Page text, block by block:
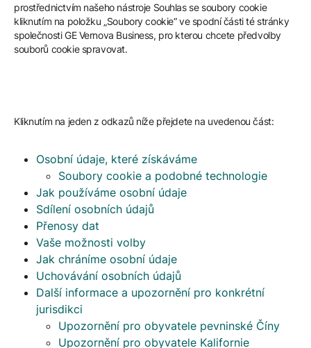
prostřednictvím našeho nástroje Souhlas se soubory cookie
kliknutím na položku „Soubory cookie“ ve spodní části té stránky
společnosti GE Vernova Business, pro kterou chcete předvolby
souborů cookie spravovat.
Kliknutím na jeden z odkazů níže přejdete na uvedenou část:
Osobní údaje, které získáváme
Soubory cookie a podobné technologie
Jak používáme osobní údaje
Sdílení osobních údajů
Přenosy dat
Vaše možnosti volby
Jak chráníme osobní údaje
Uchovávání osobních údajů
Další informace a upozornění pro konkrétní
jurisdikci
Upozornění pro obyvatele pevninské Číny
Upozornění pro obyvatele Kalifornie